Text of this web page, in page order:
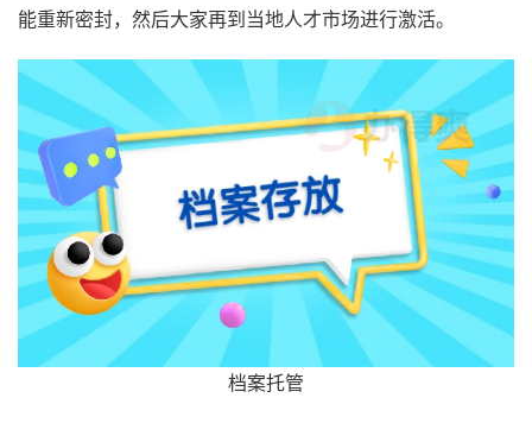
能重新密封，然后大家再到当地人才市场进行激活。
档案托管